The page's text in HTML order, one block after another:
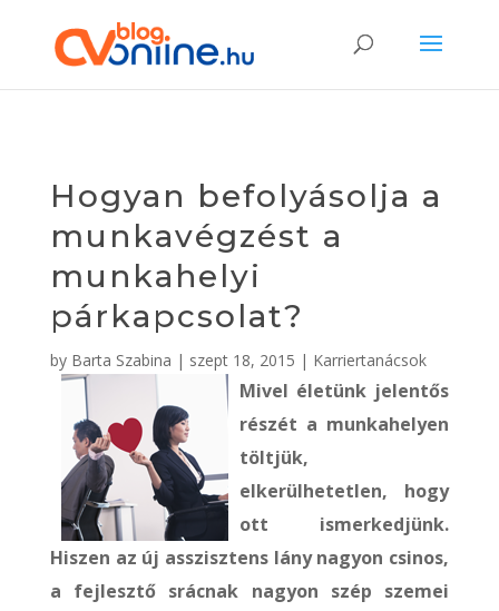
Hogyan befolyásolja a
munkavégzést a
munkahelyi
párkapcsolat?
by Barta Szabina | szept 18, 2015 | Karriertanácsok
Mivel életünk jelentős
részét a munkahelyen
töltjük,
elkerülhetetlen, hogy
ott ismerkedjünk.
Hiszen az új asszisztens lány nagyon csinos,
a fejlesztő srácnak nagyon szép szemei